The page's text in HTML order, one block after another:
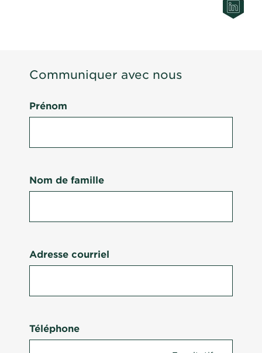
Communiquer avec nous
Prénom
Nom de famille
Adresse courriel
Téléphone